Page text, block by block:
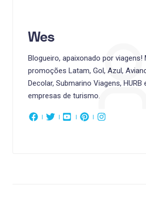
Wes
Blogueiro, apaixonado por viagens!
promoções Latam, Gol, Azul,
Decolar, Submarino Viagens, HURB
empresas de turismo.